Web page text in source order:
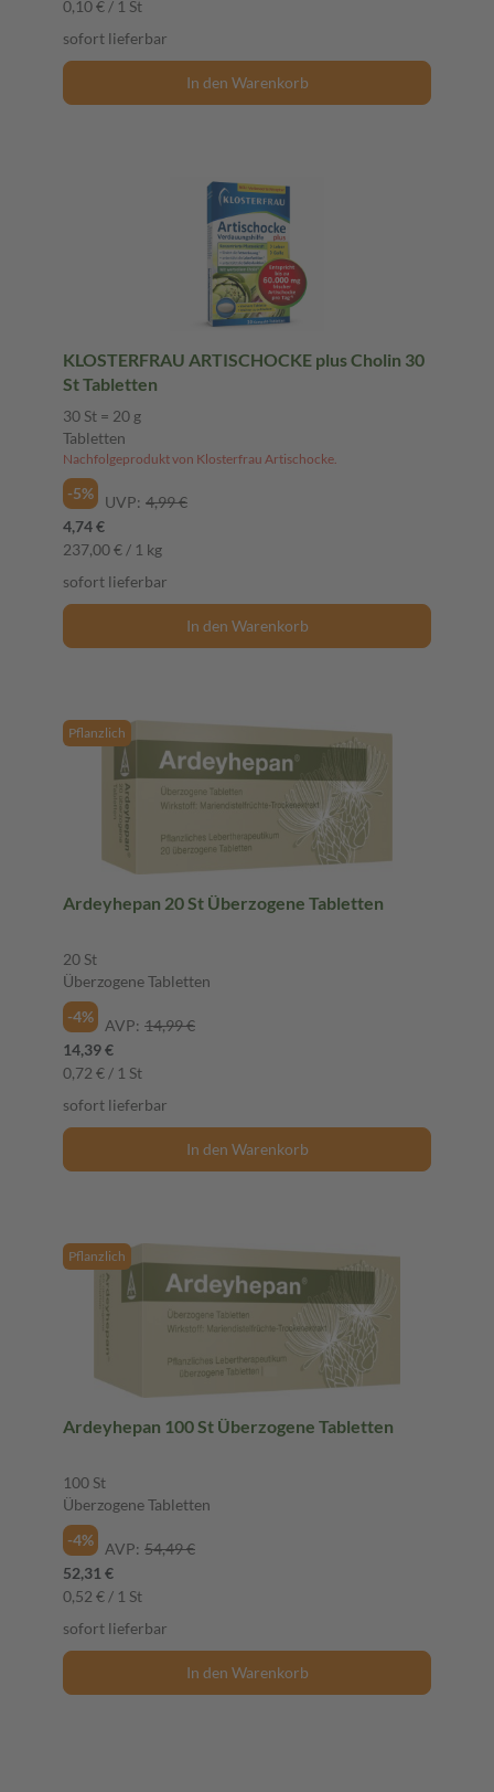
0,10 € / 1 St
sofort lieferbar
In den Warenkorb
KLOSTERFRAU ARTISCHOCKE plus Cholin 30
St Tabletten
30 St = 20 g
Tabletten
Nachfolgeprodukt von Klosterfrau Artischocke.
-5% UVP: 4,99 €
4,74 €
237,00 € / 1 kg
sofort lieferbar
In den Warenkorb
Pflanzlich
Ardeyhepan 20 St Überzogene Tabletten
20 St
Überzogene Tabletten
-4%
AVP: 14,99 €
14,39 €
0,72 € / 1 St
sofort lieferbar
In den Warenkorb
Pflanzlich
Ardeyhepan 100 St Überzogene Tabletten
100 St
Überzogene Tabletten
-4%
AVP: 54,49 €
52,31 €
0,52 € / 1 St
sofort lieferbar
In den Warenkorb